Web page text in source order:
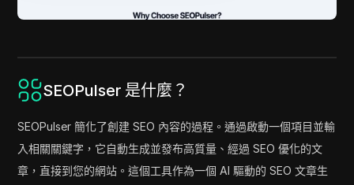
SEOPulser 是什麼？
SEOPulser 簡化了創建 SEO 內容的過程。通過啟動一個項目並輸
入相關關鍵字，它自動生成並發布高質量、經過 SEO 優化的文
章，直接到您的網站。這個工具作為一個 AI 驅動的 SEO 文章生